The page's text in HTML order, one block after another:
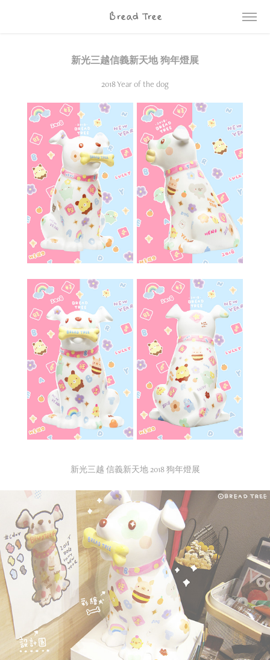
Bread Tree
新光三越信義新天地 狗年燈展
2018 Year of the dog
新光三越 信義新天地 2018 狗年燈展